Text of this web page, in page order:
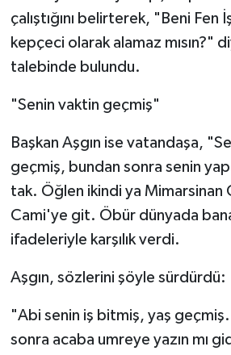
çalıştığını belirterek, "Beni Fen
kepçeci olarak alamaz mısın?"
talebinde bulundu.
"Senin vaktin geçmiş"
Başkan Aşgın ise vatandaşa,
geçmiş, bundan sonra senin
tak. Öğlen ikindi ya Mimarsinan
Cami'ye git. Öbür dünyada
ifadeleriyle karşılık verdi.
Aşgın, sözlerini şöyle sürdürdü:
"Abi senin iş bitmiş, yaş
sonra acaba umreye yazın mı